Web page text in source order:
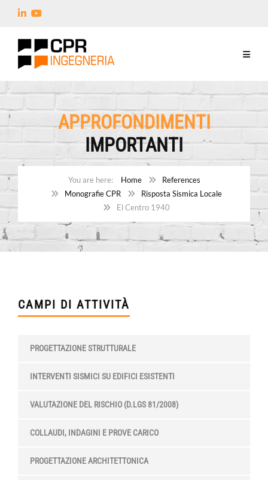
APPROFONDIMENTI
IMPORTANTI
Home
References
Monografie CPR
Risposta Sismica Locale
El Centro 1940
CAMPI DI ATTIVITÀ
PROGETTAZIONE STRUTTURALE
INTERVENTI SISMICI SU EDIFICI ESISTENTI
VALUTAZIONE DEL RISCHIO (D.LGS 81/2008)
COLLAUDI, INDAGINI E PROVE CARICO
PROGETTAZIONE ARCHITETTONICA